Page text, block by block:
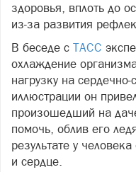
здоровья, вплоть до
из‑за развития
В беседе с ТАСС
охлаждение
нагрузку на
иллюстрации он
произошедший на
помочь, облив его
результате у
и сердце.